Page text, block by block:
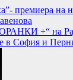
премиера на
+“ на
в София и